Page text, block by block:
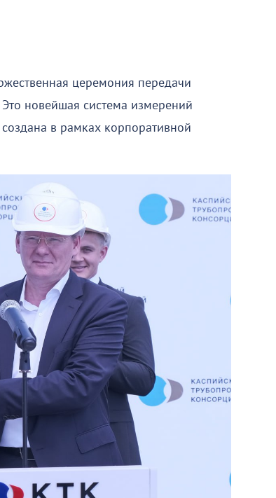
церемония передачи
новейшая система измерений
в рамках корпоративной